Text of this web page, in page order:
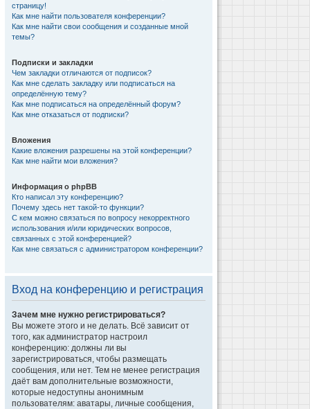
страницу!
Как мне найти пользователя конференции?
Как мне найти свои сообщения и созданные мной
темы?
Подписки и закладки
Чем закладки отличаются от подписок?
Как мне сделать закладку или подписаться на
определённую тему?
Как мне подписаться на определённый форум?
Как мне отказаться от подписки?
Вложения
Какие вложения разрешены на этой конференции?
Как мне найти мои вложения?
Информация о phpBB
Кто написал эту конференцию?
Почему здесь нет такой-то функции?
С кем можно связаться по вопросу некорректного
использования и/или юридических вопросов,
связанных с этой конференцией?
Как мне связаться с администратором конференции?
Вход на конференцию и регистрация
Зачем мне нужно регистрироваться?
Вы можете этого и не делать. Всё зависит от
того, как администратор настроил
конференцию: должны ли вы
зарегистрироваться, чтобы размещать
сообщения, или нет. Тем не менее регистрация
даёт вам дополнительные возможности,
которые недоступны анонимным
пользователям: аватары, личные сообщения,